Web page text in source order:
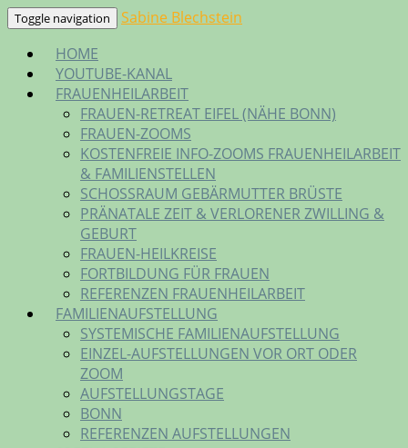
Skip
content
Toggle navigation
Sabine Blechstein
HOME
YOUTUBE-KANAL
FRAUENHEILARBEIT
FRAUEN-RETREAT EIFEL (NÄHE BONN)
FRAUEN-ZOOMS
KOSTENFREIE INFO-ZOOMS FRAUENHEILARBEIT
& FAMILIENSTELLEN
SCHOSSRAUM GEBÄRMUTTER BRÜSTE
PRÄNATALE ZEIT & VERLORENER ZWILLING &
GEBURT
FRAUEN-HEILKREISE
FORTBILDUNG FÜR FRAUEN
REFERENZEN FRAUENHEILARBEIT
FAMILIENAUFSTELLUNG
SYSTEMISCHE FAMILIENAUFSTELLUNG
EINZEL-AUFSTELLUNGEN VOR ORT ODER
ZOOM
AUFSTELLUNGSTAGE
BONN
REFERENZEN AUFSTELLUNGEN